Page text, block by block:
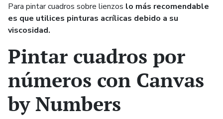
Para pintar cuadros sobre lienzos lo más recomendable
es que utilices pinturas acrílicas debido a su
viscosidad.
Pintar cuadros por
números con Canvas
by Numbers